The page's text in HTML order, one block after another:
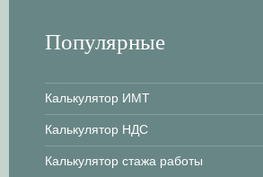
Популярные
Калькулятор ИМТ
Калькулятор НДС
Калькулятор стажа работы